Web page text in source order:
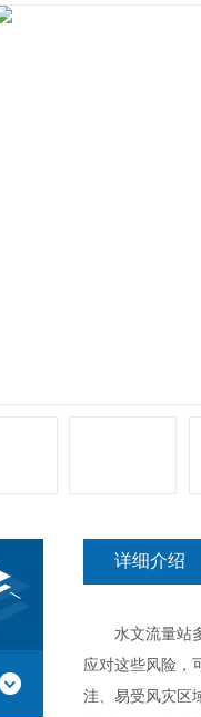
详细介绍
水文流量站多
应对这些风险，
洼、易受风灾区